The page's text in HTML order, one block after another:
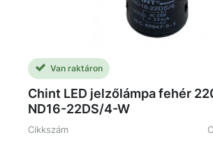
Van raktáron
Chint LED jelzőlámpa fehér
ND16-22DS/4-W
Cikkszám